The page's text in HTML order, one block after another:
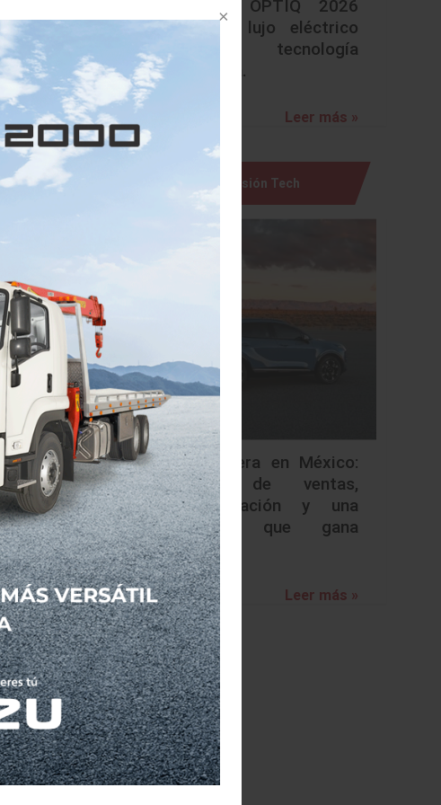
Cadillac OPTIQ 2026
redefine lujo eléctrico
con tecnología
avanzada.
Leer más »
Visión Tech
Kia acelera en México:
récord de ventas,
electrificación y una
apuesta que gana
terreno
Leer más »